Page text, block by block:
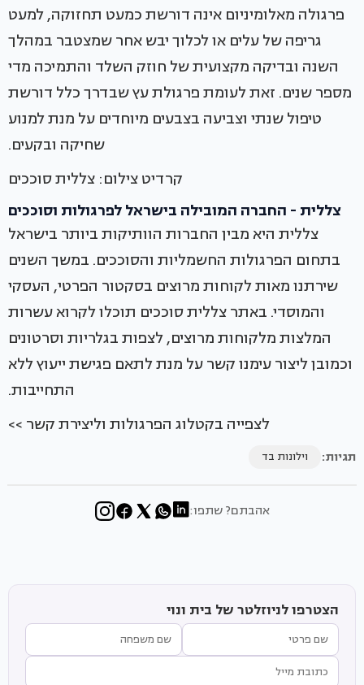
פרגולה מאלומיניום אינה דורשת כמעט תחזוקה, למעט
גריפה של עלים או לכלוך יבש אחר שמצטבר במהלך
השנה ובדיקה מקצועית של חוזק השלד והתמיכה מדי
מספר שנים. זאת לעומת פרגולת עץ שבדרך כלל דורשת
טיפול שנתי וצביעה בצבעים מיוחדים על מנת למנוע
שחיקה ובקעים.
קרדיט צילום: צללית סוככים
צללית - החברה המובילה בישראל לפרגולות וסוככים
צללית היא מבין החברות הוותיקות ביותר בישראל
בתחום הפרגולות החשמליות והסוככים. במשך השנים
שירתנו מאות לקוחות מרוצים בסקטור הפרטי, העסקי
והמוסדי. באתר צללית סוככים תוכלו לקרוא עשרות
המלצות מלקוחות מרוצים, לצפות בגלריות וסרטונים
וכמובן ליצור עימנו קשר על מנת לתאם פגישת ייעוץ ללא
התחייבות.
לצפייה בקטלוג הפרגולות וליצירת קשר >>
תגיות: וילונות בד
אהבתם? שתפו:
הצטרפו לניוזלטר של בית ונוי